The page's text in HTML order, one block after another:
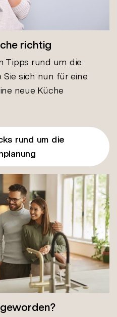
richtig
Tipps rund um die
Sie sich nun für eine
neue Küche
rund um die